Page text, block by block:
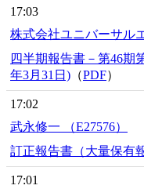
17:03
株式会社ユニバーサル
四半期報告書－第46期
年3月31日) （PDF）
17:02
武永修一 （E27576）
訂正報告書（大量保有
17:01